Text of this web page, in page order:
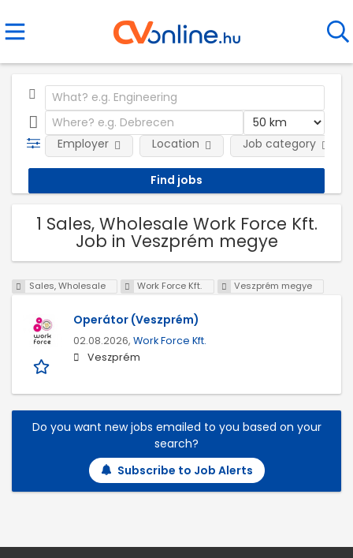
Employer Location Job category
1 Sales, Wholesale Work Force Kft.
Job in Veszprém megye
Sales, Wholesale Work Force Kft. Veszprém megye
Operátor (Veszprém)
02.08.2026, Work Force Kft.
Veszprém
Do you want new jobs emailed to you based on your
search?
Subscribe to Job Alerts